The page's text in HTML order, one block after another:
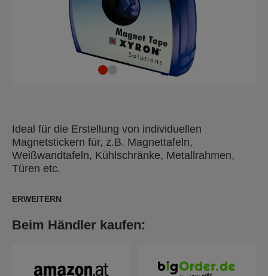
Ideal für die Erstellung von individuellen
Magnetstickern für, z.B. Magnettafeln,
Weißwandtafeln, Kühlschränke, Metallrahmen,
Türen etc.
ERWEITERN
Beim Händler kaufen: